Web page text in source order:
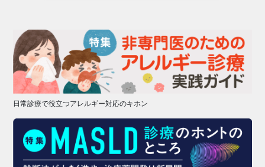
日常診療で役立つアレルギー対応のキホン